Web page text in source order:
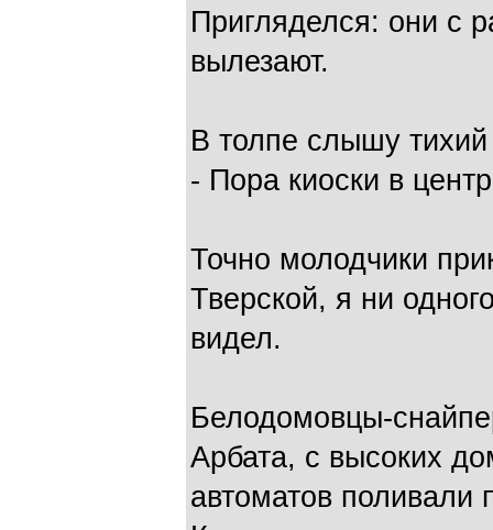
Пригляделся: они с
вылезают.
В толпе слышу тихий
- Пора киоски в
Точно молодчики
Тверской, я ни
видел.
Белодомовцы-
Арбата, с высоких
автоматов